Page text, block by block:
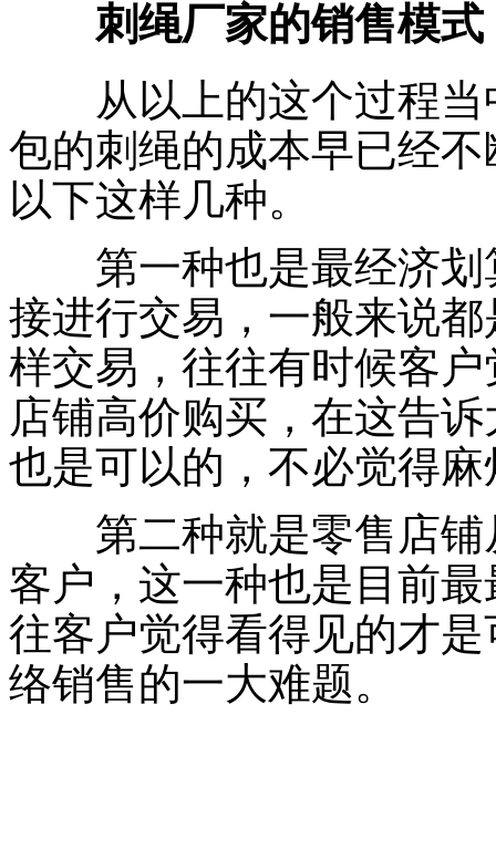
刺绳厂家的销售模式
从以上的这个过程当
包的刺绳的成本早已经
以下这样几种。
第一种也是最经济划
接进行交易，一般来说
样交易，往往有时候客
店铺高价购买，在这告
也是可以的，不必觉得麻
第二种就是零售店铺
客户，这一种也是目前
往客户觉得看得见的才
络销售的一大难题。